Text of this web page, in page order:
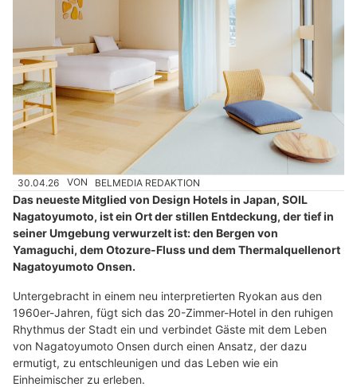
30.04.26 VON BELMEDIA REDAKTION
Das neueste Mitglied von Design Hotels in Japan, SOIL
Nagatoyumoto, ist ein Ort der stillen Entdeckung, der tief in
seiner Umgebung verwurzelt ist: den Bergen von
Yamaguchi, dem Otozure-Fluss und dem Thermalquellenort
Nagatoyumoto Onsen.
Untergebracht in einem neu interpretierten Ryokan aus den
1960er-Jahren, fügt sich das 20-Zimmer-Hotel in den ruhigen
Rhythmus der Stadt ein und verbindet Gäste mit dem Leben
von Nagatoyumoto Onsen durch einen Ansatz, der dazu
ermutigt, zu entschleunigen und das Leben wie ein
Einheimischer zu erleben.